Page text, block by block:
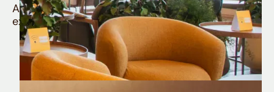
Aproveite todos os benefícios e vantagens
exclusivas da sua Conta Internacional